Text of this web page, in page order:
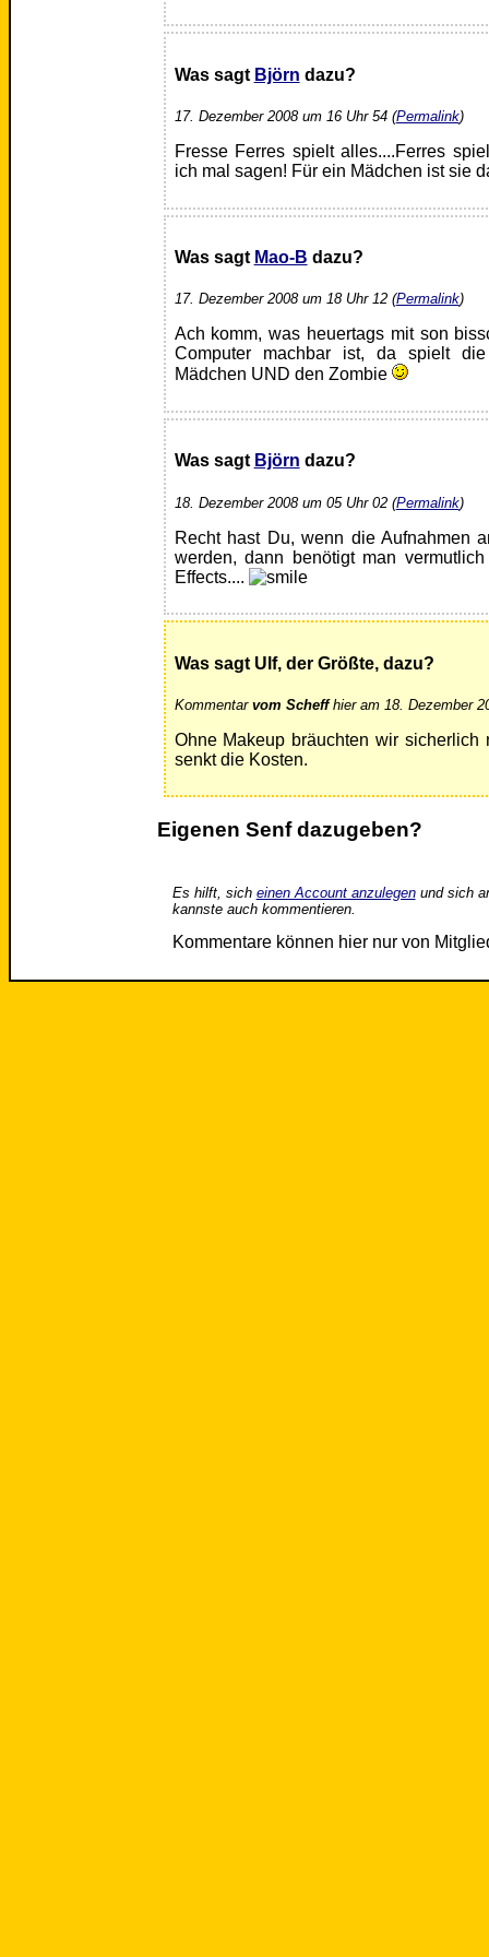
Was sagt Björn dazu?
17. Dezember 2008 um 16 Uhr 54 (Permalink)
Fresse Ferres spielt alles....Ferres
ich mal sagen! Für ein Mädchen ist sie
Was sagt Mao-B dazu?
17. Dezember 2008 um 18 Uhr 12 (Permalink)
Ach komm, was heuertags mit son
Computer machbar ist, da spielt
Mädchen UND den Zombie
Was sagt Björn dazu?
18. Dezember 2008 um 05 Uhr 02 (Permalink)
Recht hast Du, wenn die Aufnahmen
werden, dann benötigt man
Effects....
Was sagt Ulf, der Größte, dazu?
Kommentar vom Scheffhier am 18. Dezember
Ohne Makeup bräuchten wir
senkt die Kosten.
Eigenen Senf dazugeben?
Es hilft, sich einen Account anzulegenund sich
kannste auch kommentieren.
Kommentare können hier nur von